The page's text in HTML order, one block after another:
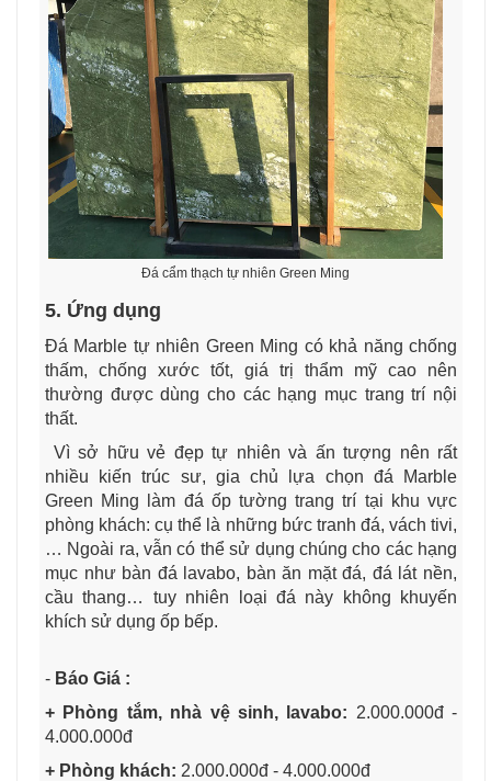
Đá cẩm thạch tự nhiên Green Ming
5. Ứng dụng
Đá Marble tự nhiên Green Ming có khả năng chống
thấm, chống xước tốt, giá trị thẩm mỹ cao nên
thường được dùng cho các hạng mục trang trí nội
thất.
Vì sở hữu vẻ đẹp tự nhiên và ấn tượng nên rất
nhiều kiến trúc sư, gia chủ lựa chọn đá Marble
Green Ming làm đá ốp tường trang trí tại khu vực
phòng khách: cụ thể là những bức tranh đá, vách tivi,
… Ngoài ra, vẫn có thể sử dụng chúng cho các hạng
mục như bàn đá lavabo, bàn ăn mặt đá, đá lát nền,
cầu thang… tuy nhiên loại đá này không khuyến
khích sử dụng ốp bếp.
- Báo Giá :
+ Phòng tắm, nhà vệ sinh, lavabo: 2.000.000đ -
4.000.000đ
+ Phòng khách: 2.000.000đ - 4.000.000đ